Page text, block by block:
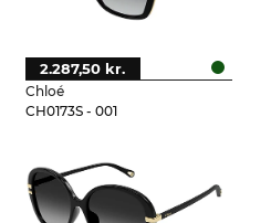
Chloé
CH0173S - 001
2.287,50 kr.